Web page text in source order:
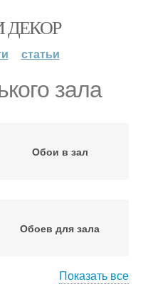
ДЕКОР
статьи
зала
Обои в зал
Обоев для зала
Показать все